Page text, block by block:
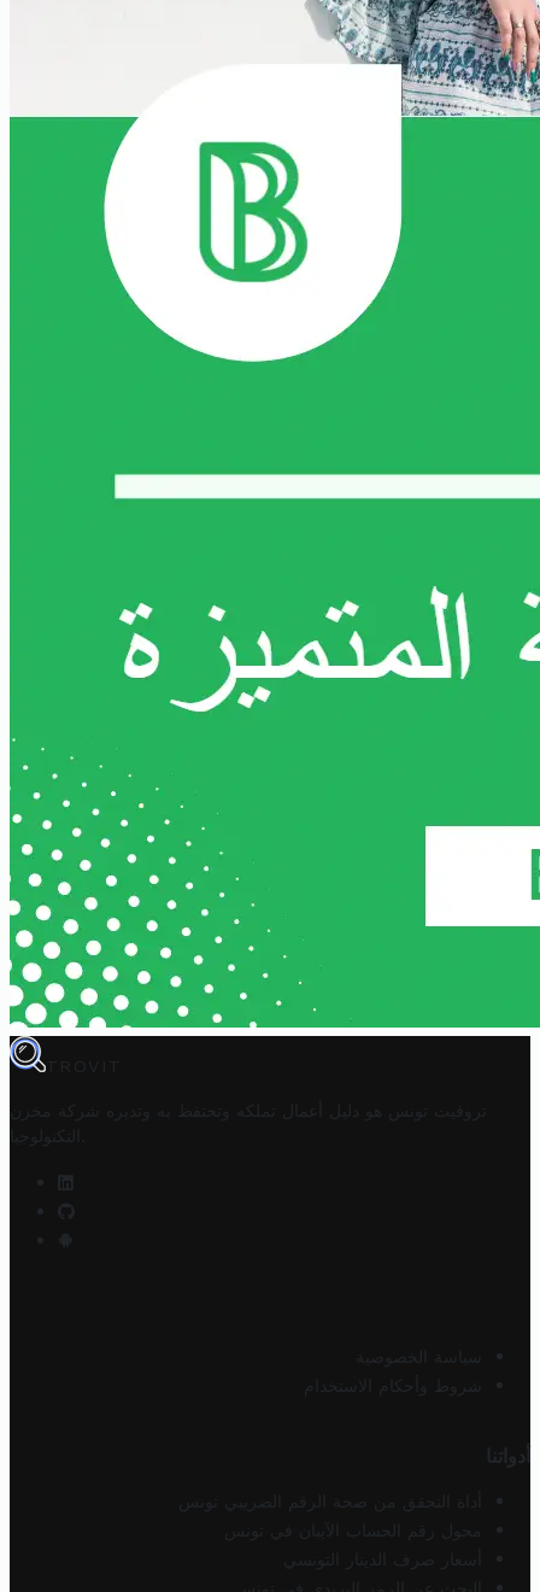
TROVIT
تروفيت تونس هو دليل أعمال تملكه وتحتفظ به وتديره
شركة مخزن
التكنولوجيا
سياسة الخصوصية
شروط وأحكام الاستخدام
أدواتنا
أداة التحقق من صحة الرقم الضريبي تونس
محول رقم الحساب الآيبان في تونس
أسعار صرف الدينار التونسي